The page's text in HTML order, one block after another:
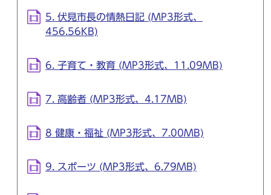
5. 伏見市長の情熱日記 (MP3形式、
456.56KB)
6. 子育て・教育 (MP3形式、11.09MB)
7. 高齢者 (MP3形式、4.17MB)
8 健康・福祉 (MP3形式、7.00MB)
9. スポーツ (MP3形式、6.79MB)